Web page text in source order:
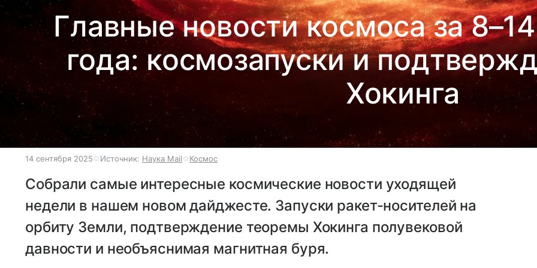
Главные новости космоса за
года: космозапуски и
Хокинга
14 сентября 2025 Источник: Наука Mail Космос
Собрали самые интересные космические новости уходящей
недели в нашем новом дайджесте. Запуски ракет-носителей на
орбиту Земли, подтверждение теоремы Хокинга полувековой
давности и необъяснимая магнитная буря.